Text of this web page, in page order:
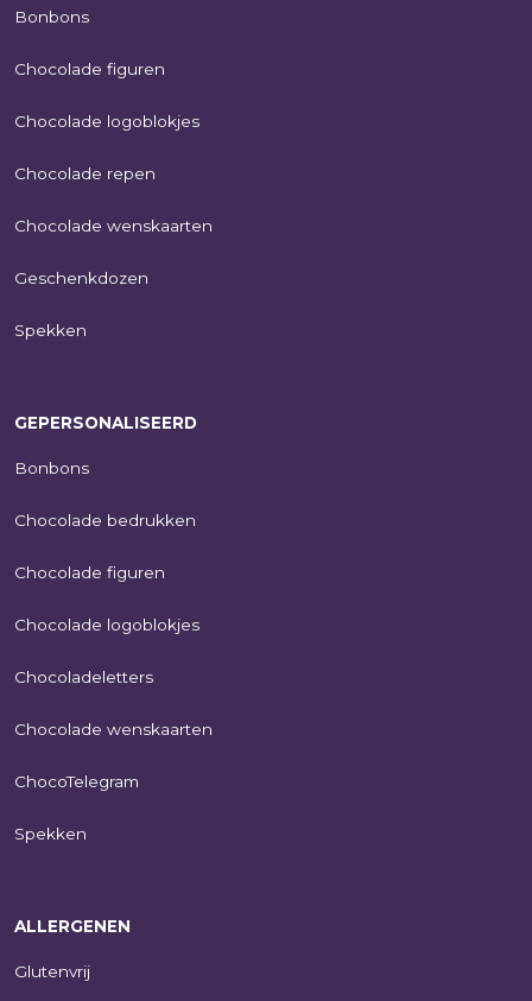
Bonbons
Chocolade figuren
Chocolade logoblokjes
Chocolade repen
Chocolade wenskaarten
Geschenkdozen
Spekken
GEPERSONALISEERD
Bonbons
Chocolade bedrukken
Chocolade figuren
Chocolade logoblokjes
Chocoladeletters
Chocolade wenskaarten
ChocoTelegram
Spekken
ALLERGENEN
Glutenvrij